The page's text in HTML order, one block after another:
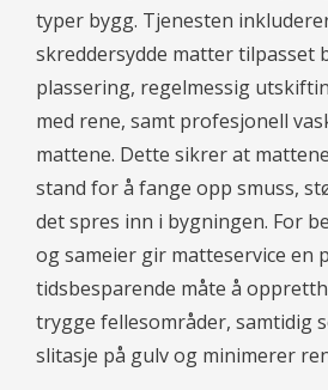
typer bygg. Tjenesten
skreddersydde matter tilpasset
plassering, regelmessig
med rene, samt profesjonell
mattene. Dette sikrer at
stand for å fange opp smuss,
det spres inn i bygningen. For
og sameier gir matteservice en
tidsbesparende måte å
trygge fellesområder, samtidig
slitasje på gulv og minimerer